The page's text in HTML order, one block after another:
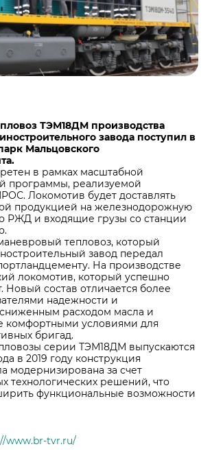
ТЭМ18ДМ производства
завода поступил в
Мальцовского
в рамках масштабной
программы, реализуемой
Локомотив будет доставлять
продукцией на железнодорожную
РЖД и входящие грузы со станции
тепловоз, который
завод передал
На производстве
локомотив, который успешно
Новый состав отличается более
надежности и
расходом масла и
комфортными условиями для
бригад.
серии ТЭМ18ДМ выпускаются
в 2019 году конструкция
модернизирована за счет
технологических решений, что
функциональные возможности
www.br-tvr.ru/
дистрибуции
ТМЦ и непрофильных активов
в области закупок
поставщику
цемент
и тренды
клиентов
для СМИ